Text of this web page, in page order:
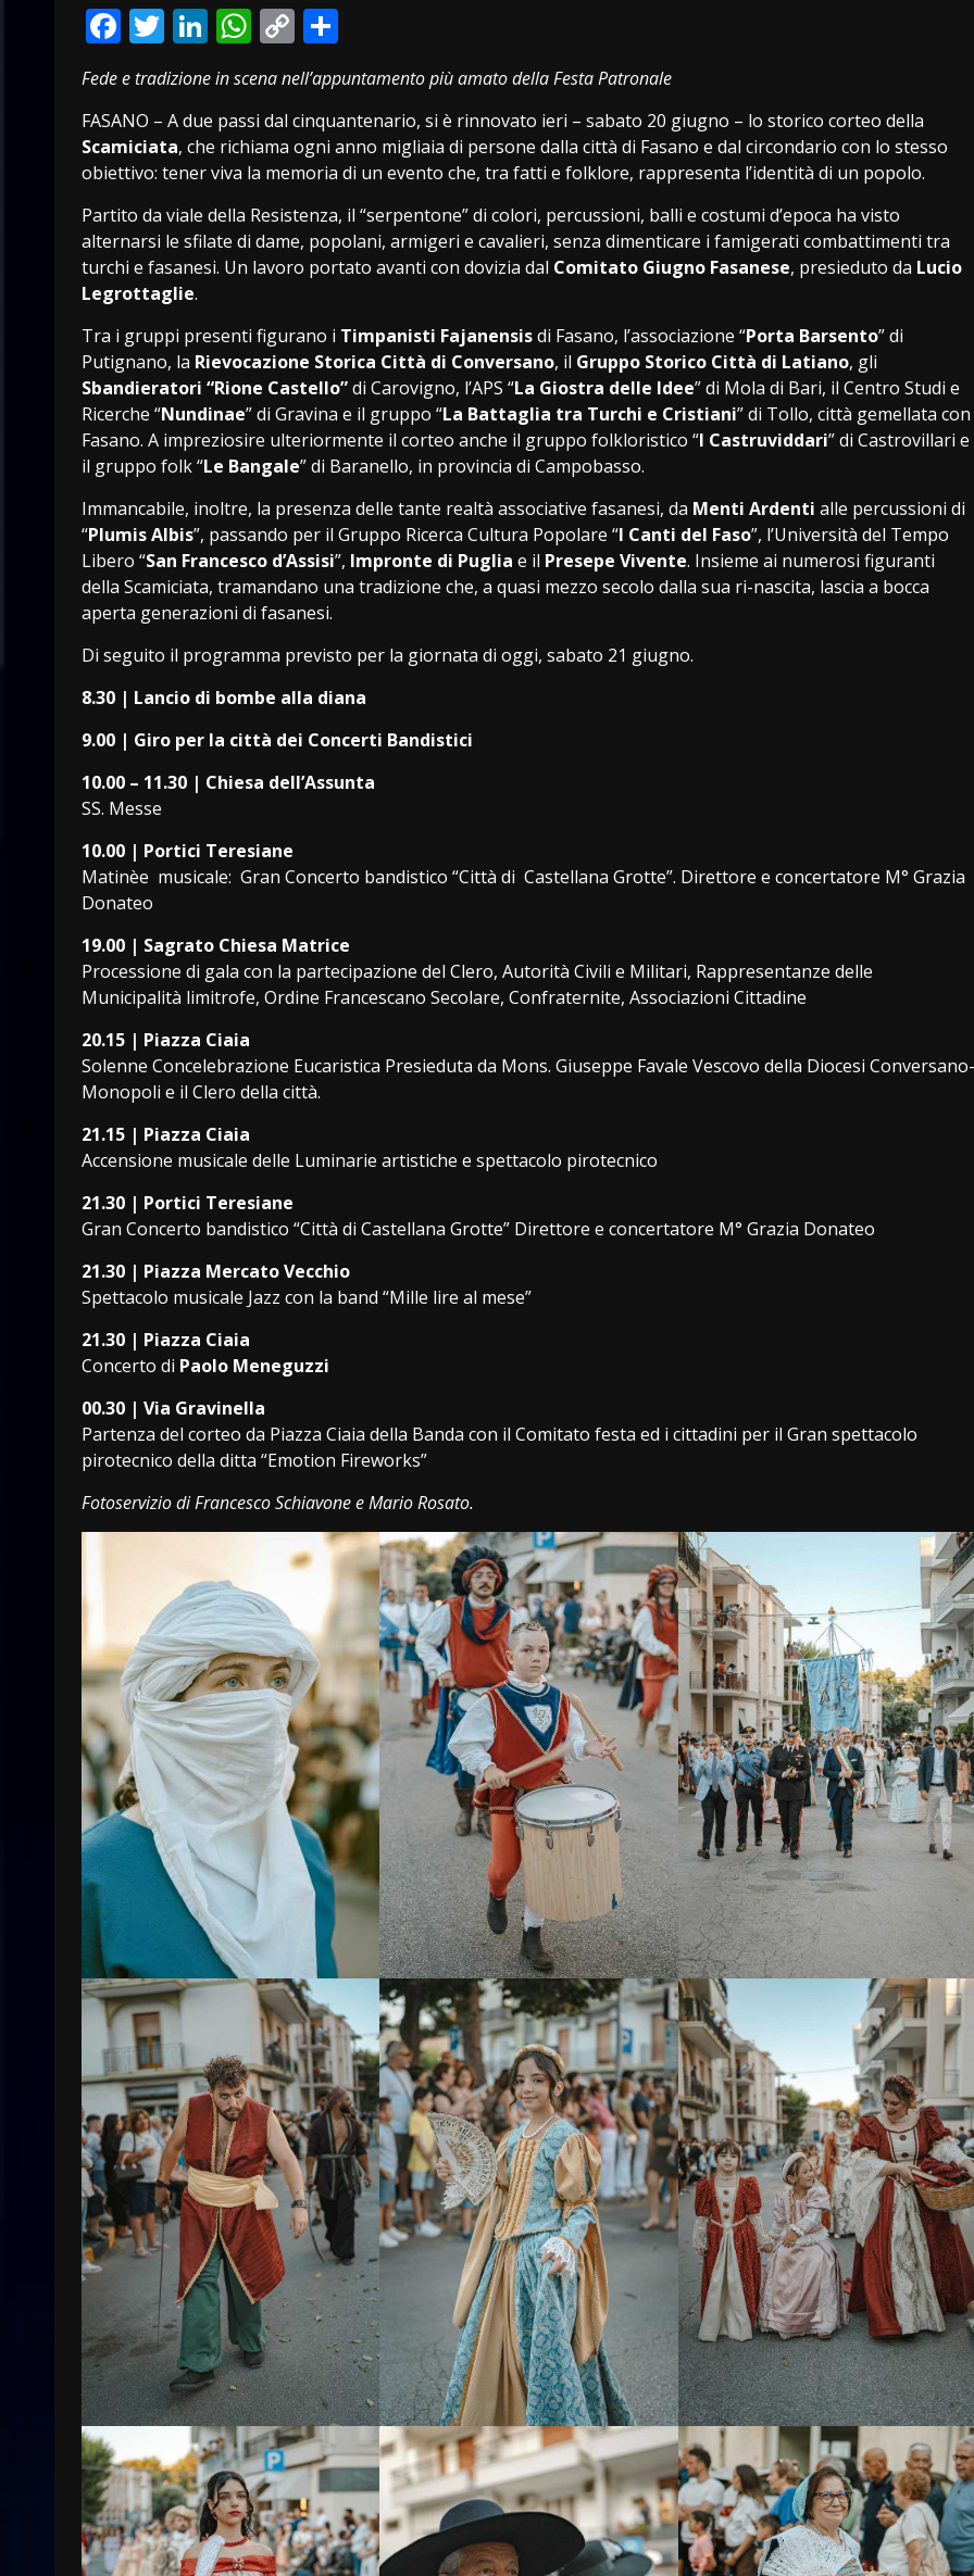
Facebook
Twitter
LinkedIn
WhatsApp
Copy
Link
Fede e tradizione in scena nell’appuntamento più amato della Festa Patronale
FASANO – A due passi dal cinquantenario, si è rinnovato ieri – sabato 20 giugno – lo storico corteo della
Scamiciata, che richiama ogni anno migliaia di persone dalla città di Fasano e dal circondario con lo stesso
obiettivo: tener viva la memoria di un evento che, tra fatti e folklore, rappresenta l’identità di un popolo.
Partito da viale della Resistenza, il “serpentone” di colori, percussioni, balli e costumi d’epoca ha visto
alternarsi le sfilate di dame, popolani, armigeri e cavalieri, senza dimenticare i famigerati combattimenti tra
turchi e fasanesi. Un lavoro portato avanti con dovizia dal Comitato Giugno Fasanese, presieduto da Lucio
Legrottaglie.
Tra i gruppi presenti figurano i Timpanisti Fajanensisdi Fasano, l’associazione “Porta Barsento” di
Putignano, la Rievocazione Storica Città di Conversano, il Gruppo Storico Città di Latiano, gli
Sbandieratori “Rione Castello”di Carovigno, l’APS “La Giostra delle Idee” di Mola di Bari, il Centro Studi e
Ricerche “Nundinae” di Gravina e il gruppo “La Battaglia tra Turchi e Cristiani” di Tollo, città gemellata con
Fasano. A impreziosire ulteriormente il corteo anche il gruppo folkloristico “I Castruviddari” di Castrovillari e
il gruppo folk “Le Bangale” di Baranello, in provincia di Campobasso.
Immancabile, inoltre, la presenza delle tante realtà associative fasanesi, da Menti Ardenti alle percussioni di
“Plumis Albis”, passando per il Gruppo Ricerca Cultura Popolare “I Canti del Faso”, l’Università del Tempo
Libero “San Francesco d’Assisi”, Impronte di Puglia e il Presepe Vivente. Insieme ai numerosi figuranti
della Scamiciata, tramandano una tradizione che, a quasi mezzo secolo dalla sua ri-nascita, lascia a bocca
aperta generazioni di fasanesi.
Di seguito il programma previsto per la giornata di oggi, sabato 21 giugno.
8.30 | Lancio di bombe alla diana
9.00 | Giro per la città dei Concerti Bandistici
10.00 – 11.30 | Chiesa dell’Assunta
SS. Messe
10.00 | Portici Teresiane
Matinèe musicale: Gran Concerto bandistico “Città di Castellana Grotte”. Direttore e concertatore M° Grazia
Donateo
19.00 | Sagrato Chiesa Matrice
Processione di gala con la partecipazione del Clero, Autorità Civili e Militari, Rappresentanze delle
Municipalità limitrofe, Ordine Francescano Secolare, Confraternite, Associazioni Cittadine
20.15 | Piazza Ciaia
Solenne Concelebrazione Eucaristica Presieduta da Mons. Giuseppe Favale Vescovo della Diocesi Conversano-
Monopoli e il Clero della città.
21.15 | Piazza Ciaia
Accensione musicale delle Luminarie artistiche e spettacolo pirotecnico
21.30 | Portici Teresiane
Gran Concerto bandistico “Città di Castellana Grotte” Direttore e concertatore M° Grazia Donateo
21.30 | Piazza Mercato Vecchio
Spettacolo musicale Jazz con la band “Mille lire al mese”
21.30 | Piazza Ciaia
Concerto di Paolo Meneguzzi
00.30 | Via Gravinella
Partenza del corteo da Piazza Ciaia della Banda con il Comitato festa ed i cittadini per il Gran spettacolo
pirotecnico della ditta “Emotion Fireworks”
Fotoservizio di Francesco Schiavone e Mario Rosato.